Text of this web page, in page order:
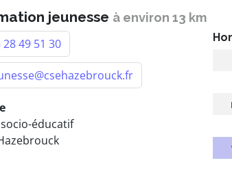
jeunesse à environ 13 km
28 49 51 30
éducatif